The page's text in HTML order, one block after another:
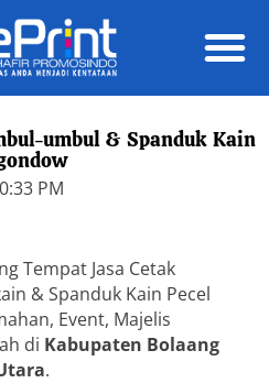
umbul & Spanduk Kain
PM
Tempat Jasa Cetak
& Spanduk Kain Pecel
Event, Majelis
di Kabupaten Bolaang
.